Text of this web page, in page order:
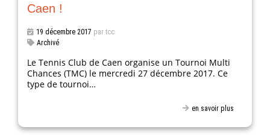
Caen !
19 décembre 2017 par tcc
Archivé
Le Tennis Club de Caen organise un Tournoi Multi
Chances (TMC) le mercredi 27 décembre 2017. Ce
type de tournoi…
en savoir plus